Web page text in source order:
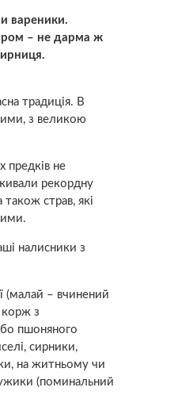
вареники.
– не дарма ж
традиція. В
з великою
предків не
рекордну
також страв, які
налисники з
(малай – вчинений
корж з
пшоняного
сирники,
на житньому чи
(поминальний